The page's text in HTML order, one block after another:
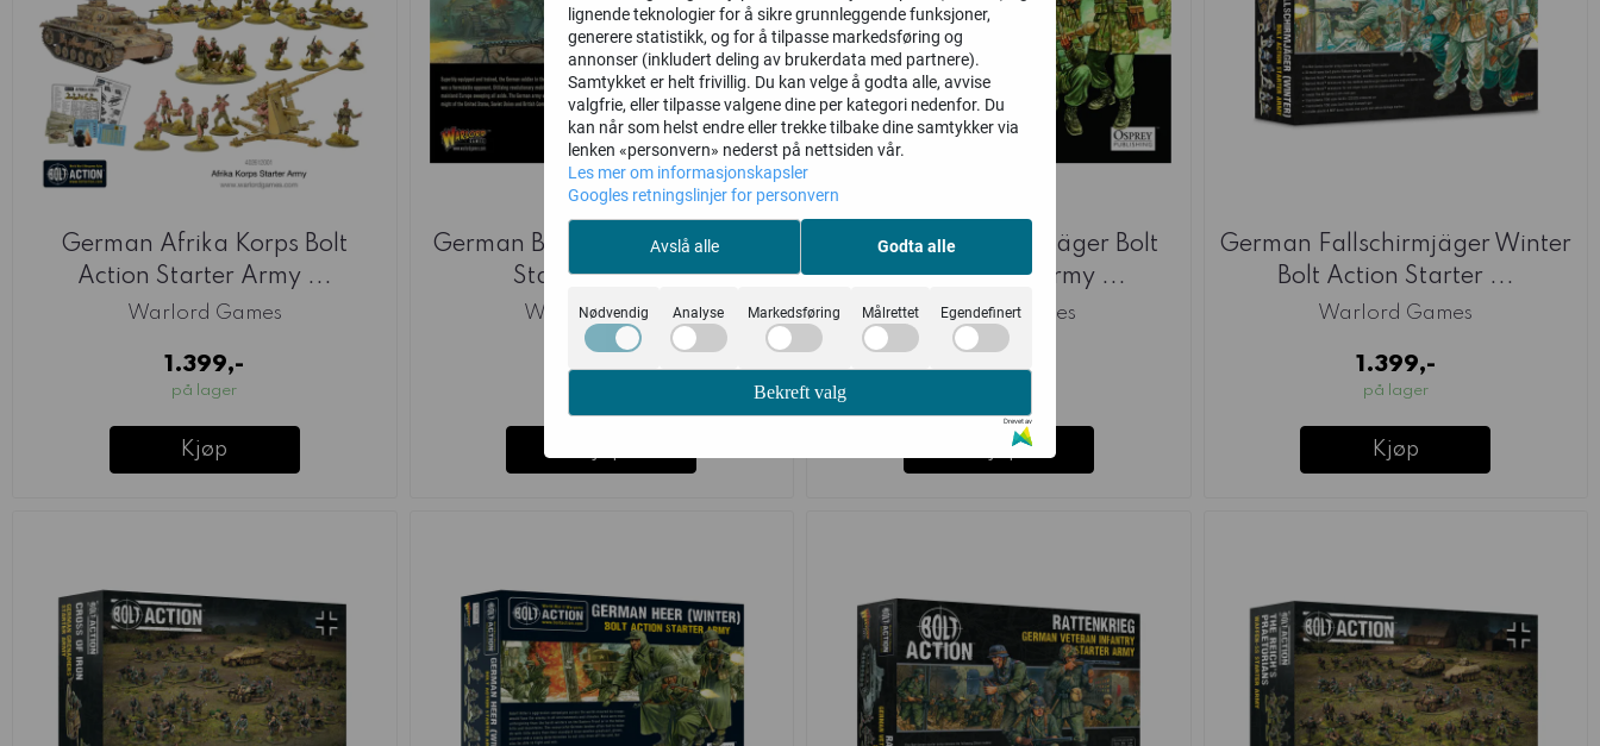
German Afrika Korps Bolt
Action Starter Army ...
Warlord Games
1.399,-
på lager
Kjøp
German Blitzkrieg! Bolt Action
Starter Army ...
Warlord Games
1.399,-
German Fallschirmjäger Bolt
Action Starter Army ...
Warlord Games
1.399,-
Kjøp
German Fallschirmjäger Winter
Bolt Action Starter ...
Warlord Games
1.399,-
på lager
Kjøp
lignende teknologier for å sikre grunnleggende funksjoner,
generere statistikk, og for å tilpasse markedsføring og
annonser (inkludert deling av brukerdata med partnere).
Samtykket er helt frivillig. Du kan velge å godta alle, avvise
valgfrie, eller tilpasse valgene dine per kategori nedenfor. Du
kan når som helst endre eller trekke tilbake dine samtykker via
lenken «personvern» nederst på nettsiden vår.
Les mer om informasjonskapsler
Googles retningslinjer for personvern
Avslå alle Godta alle
Nødvendig Analyse Markedsføring Målrettet Egendefinert
Bekreft valg
Drevet av